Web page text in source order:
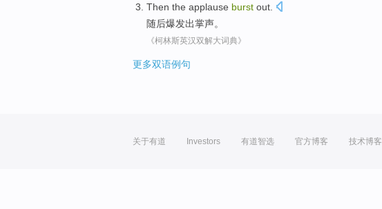
Then the applause burst out
随后爆发出掌声。
《柯林斯英汉双解大词典》
更多双语例句
关于有道 Investors 有道智选 官方博客 技术博客